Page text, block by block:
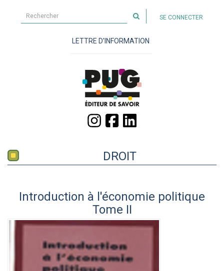
sur
site
SE CONNECTER
LETTRE D'INFORMATION
DROIT
Introduction à l'économie politique
Tome II